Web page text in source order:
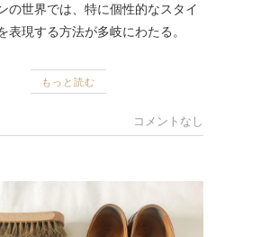
の世界では、特に個性的なスタイ
表現する方法が多岐にわたる。
もっと読む
コメントなし